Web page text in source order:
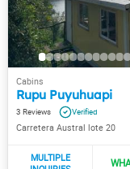
Rupu Puyuhuapi
3
Carretera Austral lote 20